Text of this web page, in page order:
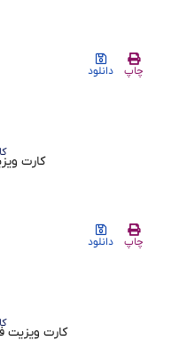
چاپ دانلود
کارت
چاپ دانلود
کارت ویزیت